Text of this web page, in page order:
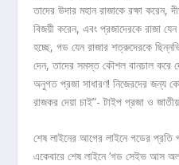
তাদের উদার মহান রাজাকে রক্ষা করেন,
বিজয়ী করেন, এবং প্রজাদেরকে রাজা
হচ্ছে, গড যেন রাজার শত্রুদেরকে
দেন, তাদের সমস্ত কৌশল বানচাল করে
অনুগত প্রজা সাধারণ! নিজেরদের জন্য
রাজকর দেয়া চাই”- টাইপ প্রজা ও
শেষ লাইনের আগের লাইনে গডের প্রতি
একেবারে শেষ লাইনে ‘গড সেইভ আস